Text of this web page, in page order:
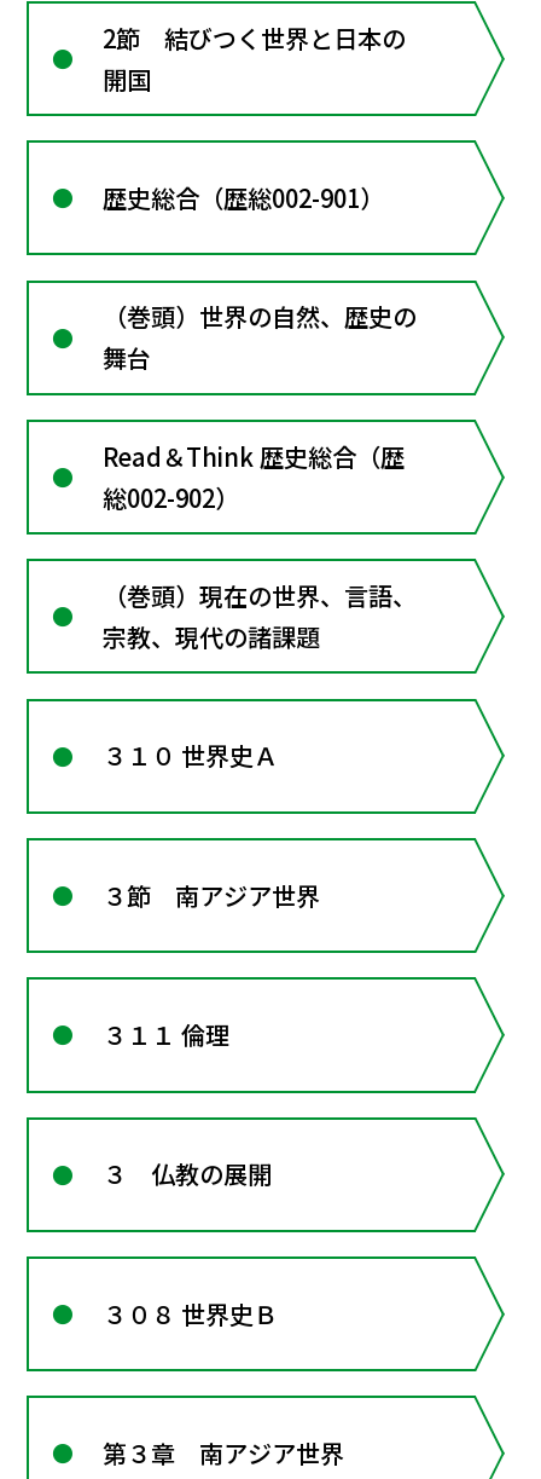
2節 結びつく世界と日本の
開国
歴史総合（歴総002-901）
（巻頭）世界の自然、歴史の
舞台
Read＆Think 歴史総合（歴
総002-902）
（巻頭）現在の世界、言語、
宗教、現代の諸課題
３１０ 世界史Ａ
３節 南アジア世界
３１１ 倫理
３ 仏教の展開
３０８ 世界史Ｂ
第３章 南アジア世界